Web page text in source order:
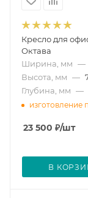
Кресло для
Октава
Ширина, мм —
Высота, мм —
Глубина, мм —
изготовление
23 500 ₽/шт
В